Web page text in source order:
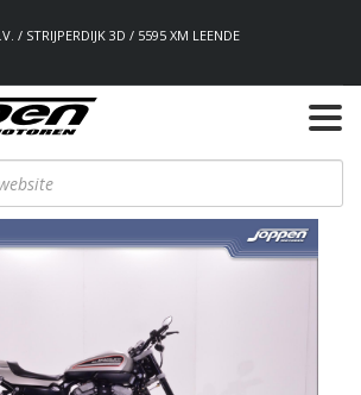
/ STRIJPERDIJK 3D / 5595 XM LEENDE